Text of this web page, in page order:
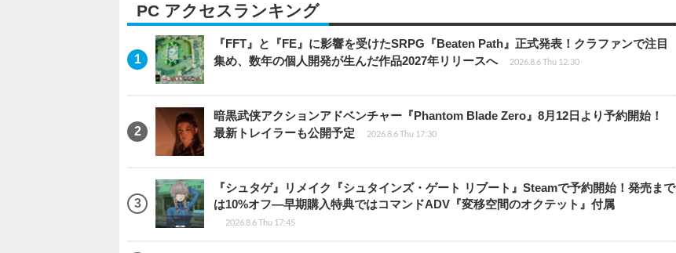
PC アクセスランキング
『FFT』と『FE』に影響を受けたSRPG『Beaten Path』正式発表！クラファンで注目
集め、数年の個人開発が生んだ作品2027年リリースへ
2026.8.6 Thu 12:30
暗黒武侠アクションアドベンチャー『Phantom Blade Zero』8月12日より予約開始！
最新トレイラーも公開予定
2026.8.6 Thu 17:30
『シュタゲ』リメイク『シュタインズ・ゲート リブート』Steamで予約開始！発売まで
は10%オフ―早期購入特典ではコマンドADV『変移空間のオクテット』付属
2026.8.6 Thu 17:45